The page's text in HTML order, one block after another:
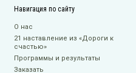
Навигация по сайту
О нас
21 наставление из «Дороги к
счастью»
Программы и результаты
Заказать